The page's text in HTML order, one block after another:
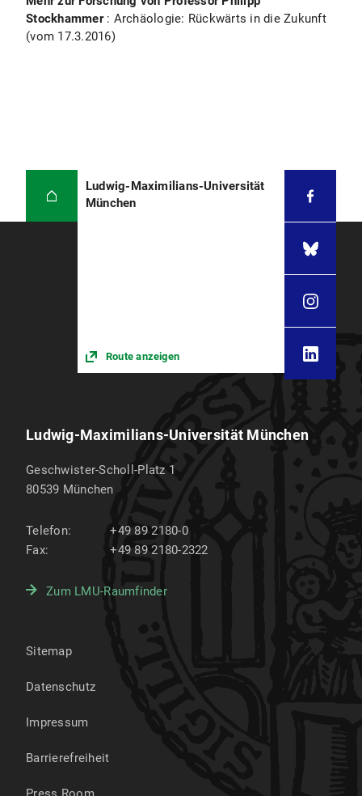
Stockhammer: Archäologie: Rückwärts in die Zukunft
(vom 17.3.2016)
Ludwig-Maximilians-Universität
München
Route anzeigen
Ludwig-Maximilians-Universität München
Geschwister-Scholl-Platz 1
80539 München
Telefon:
+49 89 2180-0
Fax:
+49 89 2180-2322
Zum LMU-Raumfinder
Sitemap
Datenschutz
Impressum
Barrierefreiheit